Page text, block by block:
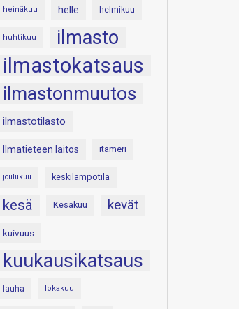
heinäkuu helle helmikuu
huhtikuu ilmasto
ilmastokatsaus
ilmastonmuutos
ilmastotilasto
Ilmatieteen laitos itämeri
joulukuu keskilämpötila
kesä Kesäkuu kevät
kuivuus
kuukausikatsaus
lauha lokakuu